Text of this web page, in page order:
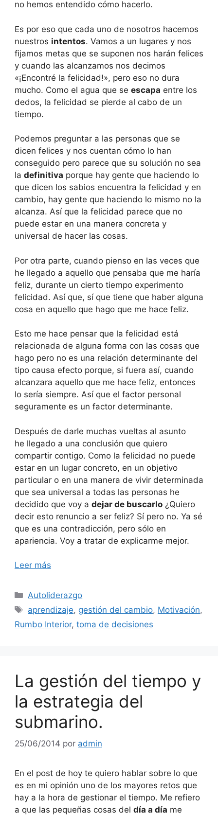
no hemos entendido cómo hacerlo.
Es por eso que cada uno de nosotros hacemos
nuestros intentos. Vamos a un lugares y nos
fijamos metas que se suponen nos harán felices
y cuando las alcanzamos nos decimos
«¡Encontré la felicidad!», pero eso no dura
mucho. Como el agua que se escapa entre los
dedos, la felicidad se pierde al cabo de un
tiempo.
Podemos preguntar a las personas que se
dicen felices y nos cuentan cómo lo han
conseguido pero parece que su solución no sea
la definitiva porque hay gente que haciendo lo
que dicen los sabios encuentra la felicidad y en
cambio, hay gente que haciendo lo mismo no la
alcanza. Así que la felicidad parece que no
puede estar en una manera concreta y
universal de hacer las cosas.
Por otra parte, cuando pienso en las veces que
he llegado a aquello que pensaba que me haría
feliz, durante un cierto tiempo experimento
felicidad. Así que, sí que tiene que haber alguna
cosa en aquello que hago que me hace feliz.
Esto me hace pensar que la felicidad está
relacionada de alguna forma con las cosas que
hago pero no es una relación determinante del
tipo causa efecto porque, si fuera así, cuando
alcanzara aquello que me hace feliz, entonces
lo sería siempre. Así que el factor personal
seguramente es un factor determinante.
Después de darle muchas vueltas al asunto
he llegado a una conclusión que quiero
compartir contigo. Como la felicidad no puede
estar en un lugar concreto, en un objetivo
particular o en una manera de vivir determinada
que sea universal a todas las personas he
decidido que voy a dejar de buscarlo ¿Quiero
decir esto renuncio a ser feliz? Sí pero no. Ya sé
que es una contradicción, pero sólo en
apariencia. Voy a tratar de explicarme mejor.
Leer más
Categorías
Autoliderazgo
Etiquetas
aprendizaje, gestión del cambio, Motivación,
Rumbo Interior, toma de decisiones
La gestión del tiempo y
la estrategia del
submarino.
25/06/2014 por admin
En el post de hoy te quiero hablar sobre lo que
es en mi opinión uno de los mayores retos que
hay a la hora de gestionar el tiempo. Me refiero
a que las pequeñas cosas del día a día me